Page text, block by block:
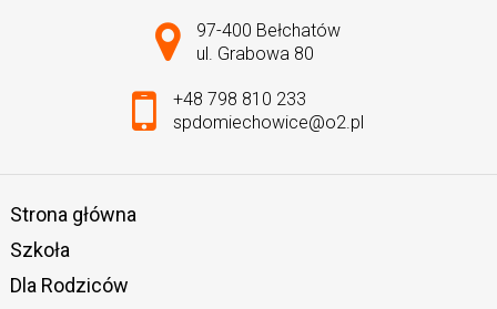
Adres pocztowy:
97-400 Bełchatów
ul. Grabowa 80
+48 798 810 233
spdomiechowice@o2.pl
Strona główna
Szkoła
Dla Rodziców